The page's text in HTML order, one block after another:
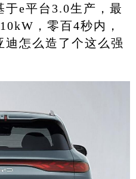
于e平台3.0生产，最
，零百4秒内，
迪怎么造了个这么强